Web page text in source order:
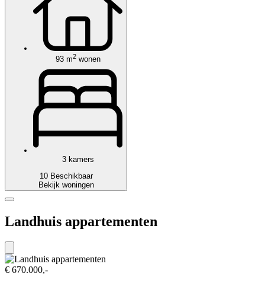
93 m2wonen
3 kamers
10 Beschikbaar
Bekijk woningen
Landhuis appartementen
€ 670.000,-